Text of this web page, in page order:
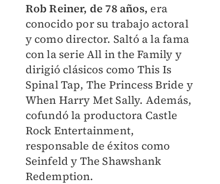
Rob Reiner, de 78 años, era
conocido por su trabajo actoral
y como director. Saltó a la fama
con la serie All in the Family y
dirigió clásicos como This Is
Spinal Tap, The Princess Bride y
When Harry Met Sally. Además,
cofundó la productora Castle
Rock Entertainment,
responsable de éxitos como
Seinfeld y The Shawshank
Redemption.